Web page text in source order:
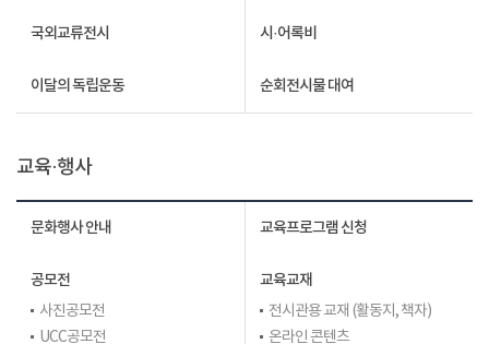
국외교류전시 시·어록비
이달의 독립운동 순회전시물 대여
교육·행사
문화행사 안내 교육프로그램 신청
공모전
사진공모전
UCC공모전
교육교재
전시관용 교재 (활동지, 책자)
온라인 콘텐츠